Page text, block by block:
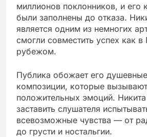
миллионов поклонников, и его
были заполнены до отказа.
является одним из немногих
смогли совместить успех как в
рубежом.
Публика обожает его
композиции, которые
положительных эмоций.
заставить слушателя
всевозможные чувства — от
до грусти и ностальгии.